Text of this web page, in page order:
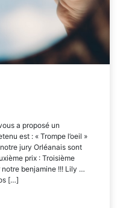
a proposé un
est : « Trompe l’oeil »
jury Orléanais sont
prix : Troisième
benjamine !!! Lily …
[…]